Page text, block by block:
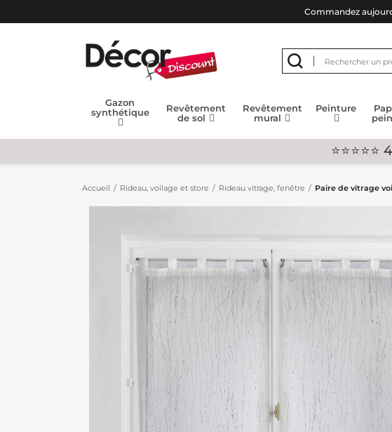
Commandez
Gazon
synthétique
Revêtement
de sol
Revêtement
mural
Peinture
Accueil Rideau, voilage et store Rideau vitrage, fenêtre Paire de vitrage